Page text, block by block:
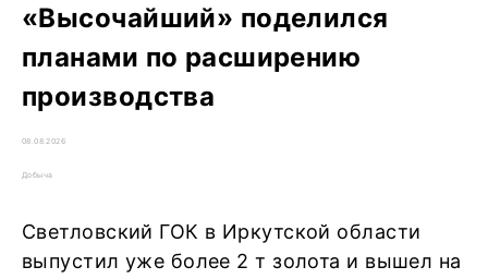
«Высочайший» поделился
планами по расширению
производства
08.08.2026
Добыча
Светловский ГОК в Иркутской области
выпустил уже более 2 т золота и вышел на